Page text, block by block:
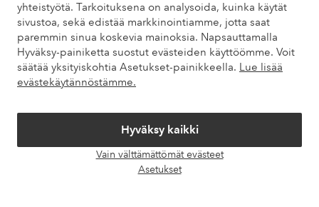
yhteistyötä. Tarkoituksena on analysoida, kuinka käytät
sivustoa, sekä edistää markkinointiamme, jotta saat
paremmin sinua koskevia mainoksia. Napsauttamalla
Hyväksy-painiketta suostut evästeiden käyttöömme. Voit
säätää yksityiskohtia Asetukset-painikkeella. Lue lisää
evästekäytännöstämme.
Hyväksy kaikki
Vain välttämättömät evästeet
Asetukset
Tietoa Elloksesta
Palvelumme